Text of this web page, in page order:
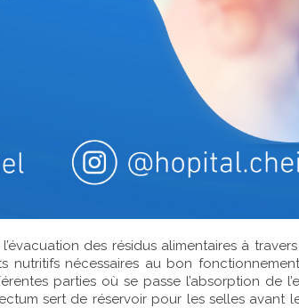
des résidus alimentaires à
nécessaires au bon
parties où se passe l’absorption de
sert de réservoir pour les selles avant